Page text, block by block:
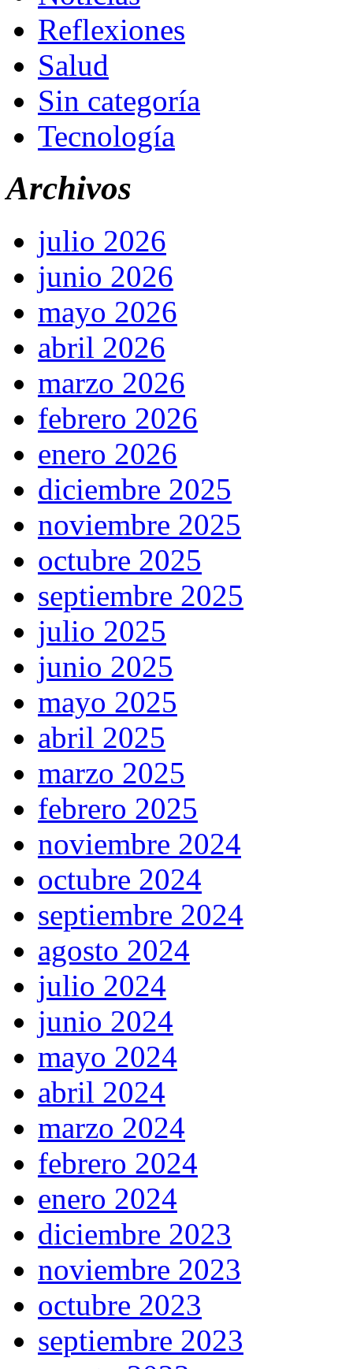
Reflexiones
Salud
Sin categoría
Tecnología
Archivos
julio 2026
junio 2026
mayo 2026
abril 2026
marzo 2026
febrero 2026
enero 2026
diciembre 2025
noviembre 2025
octubre 2025
septiembre 2025
julio 2025
junio 2025
mayo 2025
abril 2025
marzo 2025
febrero 2025
noviembre 2024
octubre 2024
septiembre 2024
agosto 2024
julio 2024
junio 2024
mayo 2024
abril 2024
marzo 2024
febrero 2024
enero 2024
diciembre 2023
noviembre 2023
octubre 2023
septiembre 2023